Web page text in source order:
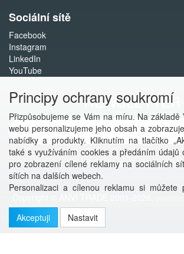
Sociální sítě
Facebook
Instagram
LinkedIn
YouTube
NEWSLETTER
Více informací o této službě
Principy ochrany soukromí
Přizpůsobujeme se Vám na míru. Na základě
webu personalizujeme jeho obsah a
nabídky a produkty. Kliknutím na tlačítko
také s využíváním cookies a předáním údajů
pro zobrazení cílené reklamy na sociálních
sítích na dalších webech.
Personalizaci a cílenou reklamu si můžete
Akceptuji
Nastavit